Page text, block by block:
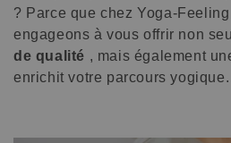
? Parce que chez Yoga-
engageons à vous offrir non
de qualité , mais également
enrichit votre parcours yogique.